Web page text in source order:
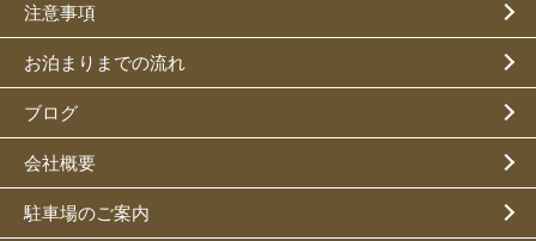
注意事項
お泊まりまでの流れ
ブログ
会社概要
駐車場のご案内